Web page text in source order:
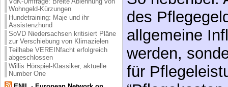
Wohngeld-Kürzungen
Hundetraining: Maje und ihr
Assistenzhund
SoVD Niedersachsen kritisiert Pläne
zur Verschiebung von Klimazielen
Teilhabe VEREINfacht erfolgreich
abgeschlossen
Willis Hörspiel-Klassiker, aktuelle
Number One
des
allgemeine
werden,
für